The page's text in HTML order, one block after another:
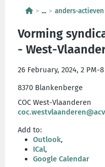
... anders-actieven
Vorming
- West-
26 February, 2024, 2 PM-
8370 Blankenberge
COC West-Vlaanderen
Add to:
Outlook,
ICal,
Google Calendar